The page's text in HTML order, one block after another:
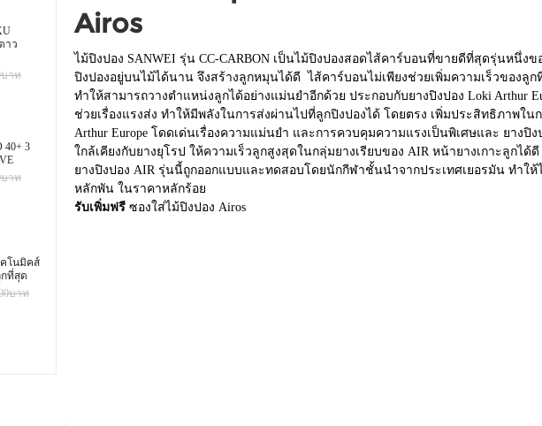
าว
บาท
40+ 3
บาท
โนมิคส์
กที่สุด
บาท
Airos
ไม้ปิงปอง SANWEI รุ่น CC-CARBON เป็นไม้ปิงปองสอดไส้คาร์บอนที่ขายดีที่สุดรุ่นหนึ่ง
ปิงปองอยู่บนไม้ได้นาน จึงสร้างลูกหมุนได้ดี ไส้คาร์บอนไม่เพียงช่วยเพิ่มความเร็วของลู
ทำให้สามารถวางตำแหน่งลูกได้อย่างแม่นยำอีกด้วย ประกอบกับยางปิงปอง Loki Arthur
ช่วยเรื่องแรงส่ง ทำให้มีพลังในการส่งผ่านไปที่ลูกปิงปองได้ โดยตรง เพิ่มประสิทธิภาพ
Arthur Europe โดดเด่นเรื่องความแม่นยำ และการควบคุมความแรงเป็นพิเศษและ ยางปิ
ใกล้เคียงกับยางยุโรป ให้ความเร็วลูกสูงสุดในกลุ่มยางเรียบของ AIR หน้ายางเกาะลูกไ
ยางปิงปอง AIR รุ่นนี้ถูกออกแบบและทดสอบโดยนักกีฬาชั้นนำจากประเทศเยอรมัน ทำใ
หลักพัน ในราคาหลักร้อย
รับเพิ่มฟรีซองใส่ไม้ปิงปอง Airos